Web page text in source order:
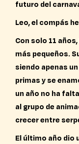
futuro del
Leo, el compás
Con solo 11
más pequeños.
siendo apenas
primas y se
un año no ha
al grupo de
crecer entre
El último año dio